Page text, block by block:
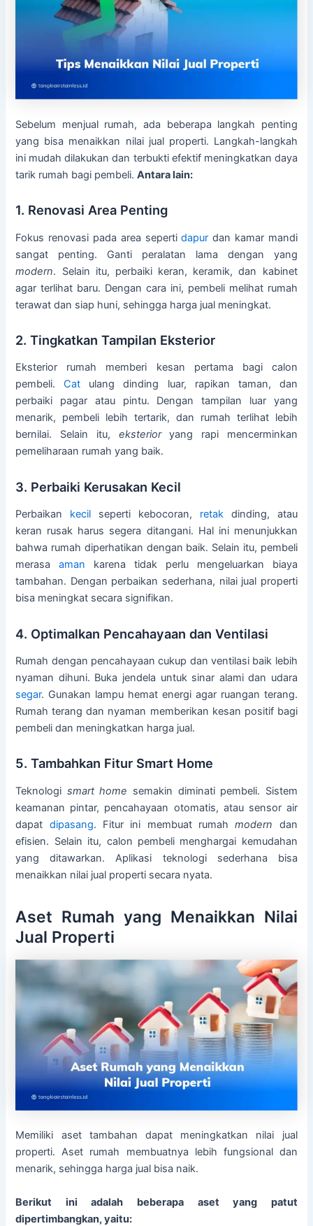
Sebelum menjual rumah, ada beberapa langkah penting
yang bisa menaikkan nilai jual properti. Langkah-langkah
ini mudah dilakukan dan terbukti efektif meningkatkan daya
tarik rumah bagi pembeli.Antara lain:
1. Renovasi Area Penting
Fokus renovasi pada area sepertidapur dan kamar mandi
sangat penting. Ganti peralatan lama dengan yang
modern. Selain itu, perbaiki keran, keramik, dan kabinet
agar terlihat baru. Dengan cara ini, pembeli melihat rumah
terawat dan siap huni, sehingga harga jual meningkat.
2. Tingkatkan Tampilan Eksterior
Eksterior rumah memberi kesan pertama bagi calon
pembeli.Cat ulang dinding luar, rapikan taman, dan
perbaiki pagar atau pintu. Dengan tampilan luar yang
menarik, pembeli lebih tertarik, dan rumah terlihat lebih
bernilai. Selain itu, eksterioryang rapi mencerminkan
pemeliharaan rumah yang baik.
3. Perbaiki Kerusakan Kecil
Perbaikan kecil seperti kebocoran, retakdinding, atau
keran rusak harus segera ditangani. Hal ini menunjukkan
bahwa rumah diperhatikan dengan baik. Selain itu, pembeli
merasaaman karena tidak perlu mengeluarkan biaya
tambahan. Dengan perbaikan sederhana, nilai jual properti
bisa meningkat secara signifikan.
4. Optimalkan Pencahayaan dan Ventilasi
Rumah dengan pencahayaan cukup dan ventilasi baik lebih
nyaman dihuni. Buka jendela untuk sinar alami dan udara
segar. Gunakan lampu hemat energi agar ruangan terang.
Rumah terang dan nyaman memberikan kesan positif bagi
pembeli dan meningkatkan harga jual.
5. Tambahkan Fitur Smart Home
Teknologi smart home semakin diminati pembeli. Sistem
keamanan pintar, pencahayaan otomatis, atau sensor air
dapat dipasang. Fitur ini membuat rumahmodern dan
efisien. Selain itu, calon pembeli menghargai kemudahan
yang ditawarkan. Aplikasi teknologi sederhana bisa
menaikkan nilai jual properti secara nyata.
Aset Rumah yang Menaikkan Nilai
Jual Properti
Memiliki aset tambahan dapat meningkatkan nilai jual
properti. Aset rumah membuatnya lebih fungsional dan
menarik, sehingga harga jual bisa naik.
Berikut ini adalah beberapa aset yang patut
dipertimbangkan, yaitu: